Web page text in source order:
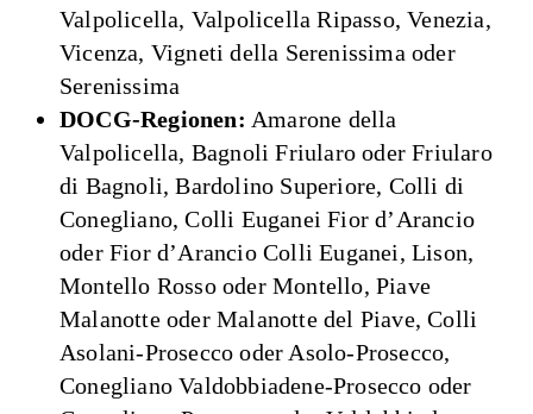
Valpolicella, Valpolicella Ripasso, Venezia,
Vicenza, Vigneti della Serenissima oder
Serenissima
DOCG-Regionen: Amarone della
Valpolicella, Bagnoli Friularo oder Friularo
di Bagnoli, Bardolino Superiore, Colli di
Conegliano, Colli Euganei Fior d’Arancio
oder Fior d’Arancio Colli Euganei, Lison,
Montello Rosso oder Montello, Piave
Malanotte oder Malanotte del Piave, Colli
Asolani-Prosecco oder Asolo-Prosecco,
Conegliano Valdobbiadene-Prosecco oder